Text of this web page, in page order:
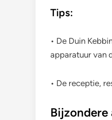
Tips:
• De Duin
apparatuur van
• De receptie,